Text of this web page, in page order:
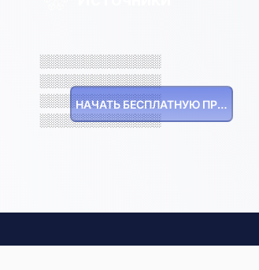
░░░░░░░░░░░░░░
░░░░░░░░░░░░░░
░░░░░░░░░░░░░░
░░░░░░░░░░░░░░
НАЧАТЬ БЕСПЛАТНУЮ ПРОБНУЮ